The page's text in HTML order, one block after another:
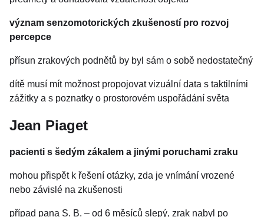
význam senzomotorických zkušeností pro rozvoj
percepce
přísun zrakových podnětů by byl sám o sobě nedostatečný
dítě musí mít možnost propojovat vizuální data s taktilními
zážitky a s poznatky o prostorovém uspořádání světa
Jean Piaget
pacienti s šedým zákalem a jinými poruchami zraku
mohou přispět k řešení otázky, zda je vnímání vrozené
nebo závislé na zkušenosti
případ pana S. B. – od 6 měsíců slepý, zrak nabyl po